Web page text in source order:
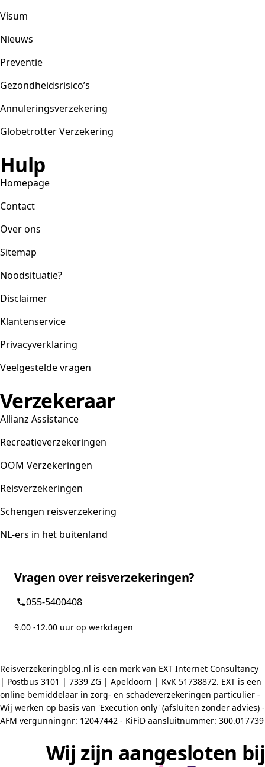
Visum
Nieuws
Preventie
Gezondheidsrisico’s
Annuleringsverzekering
Globetrotter Verzekering
Hulp
Homepage
Contact
Over ons
Sitemap
Noodsituatie?
Disclaimer
Klantenservice
Privacyverklaring
Veelgestelde vragen
Verzekeraar
Allianz Assistance
Recreatieverzekeringen
OOM Verzekeringen
Reisverzekeringen
Schengen reisverzekering
NL-ers in het buitenland
Vragen over reisverzekeringen?
055-5400408
9.00 -12.00 uur op werkdagen
Reisverzekeringblog.nl is een merk van EXT Internet Consultancy
| Postbus 3101 | 7339 ZG | Apeldoorn | KvK 51738872. EXT is een
online bemiddelaar in zorg- en schadeverzekeringen particulier -
Wij werken op basis van 'Execution only' (afsluiten zonder advies) -
AFM vergunningnr: 12047442 - KiFiD aansluitnummer: 300.017739
Wij zijn aangesloten bij